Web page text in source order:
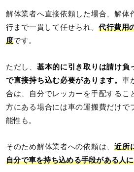
解体業者へ直接依頼した場合、解体
行まで一貫して任せられ、 代行費用
度です。
ただし、 基本的に引き取りは請け負
で直接持ち込む必要があります。 車
合は、自分でレッカーを手配するこ
方にある場合には車の運搬費だけで
能性も。
そのため解体業者への依頼は、近所
自分で車を持ち込める手段がある人